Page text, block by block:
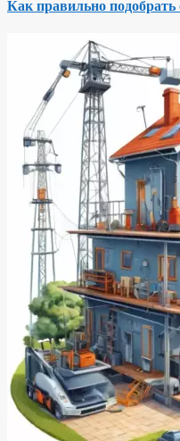
Как правильно подобрать